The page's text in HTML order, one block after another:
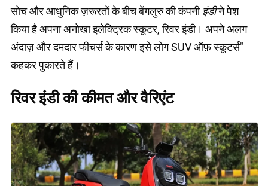
सोच और आधुनिक ज़रूरतों के बीच बेंगलुरु की कंपनीइंडीने पेश
किया है अपना अनोखा इलेक्ट्रिक स्कूटर, रिवर इंडी। अपने अलग
अंदाज़ और दमदार फीचर्स के कारण इसे लोग SUV ऑफ़ स्कूटर्स"
कहकर पुकारते हैं।
रिवर इंडी की कीमत और वैरिएंट